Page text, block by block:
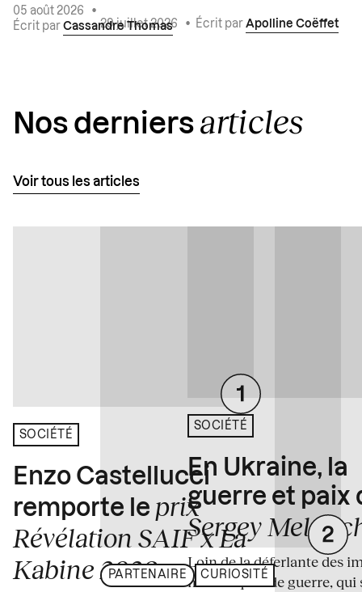
05 août 2026
•
Écrit par Cassandre Thomas
29 juillet 2026 • Écrit par Apolline Coëffet
Nos derniers articles
Voir tous les articles
SOCIÉTÉ
Enzo Castellucci
remporte le prix
Révélation SAIF x La
Kabine 2026
PARTENAIRE CURIOSITÉ
SOCIÉTÉ
En Ukraine, la
guerre et paix
Sergey
Loin de la déferlante des
médiatiques de guerre, qui